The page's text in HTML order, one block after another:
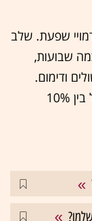
שפעת. שלב
שבועות,
ודימום.
המחלה היא קטלנית, עם שיעורי תמותה של בין 10%